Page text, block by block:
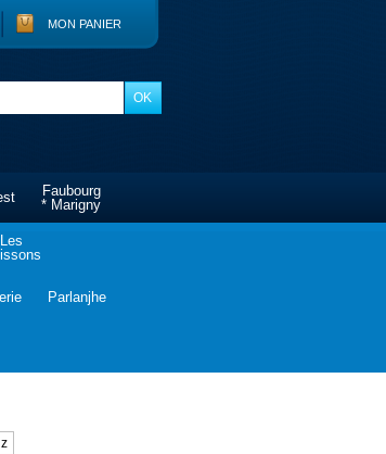
MON PANIER
Faubourg
* Marigny
Les
Parlanjhe
z